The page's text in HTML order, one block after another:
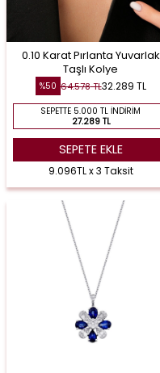
0.10 Karat Pırlanta Yuvarlak
Taşlı Kolye
%50 64.578TL32.289 TL
SEPETTE 5.000 TL İNDIRIM
27.289 TL
SEPETE EKLE
9.096TL x 3 Taksit